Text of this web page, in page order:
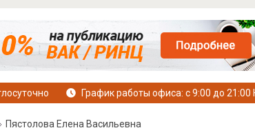
График работы офиса: с 9:00 до 21:00
Пястолова Елена Васильевна